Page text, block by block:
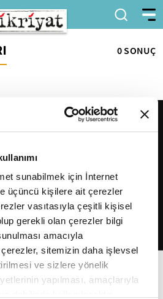
sunabilmek için İnternet
üçüncü kişilere ait çerezler
vasıtasıyla çeşitli kişisel
gerekli olan çerezler bilgi
amacıyla
çerezler, sitemizin daha işlevsel
ve sizlere yönelik
yapılması, amaçlarıyla
0 SONUÇ
saklıdır.